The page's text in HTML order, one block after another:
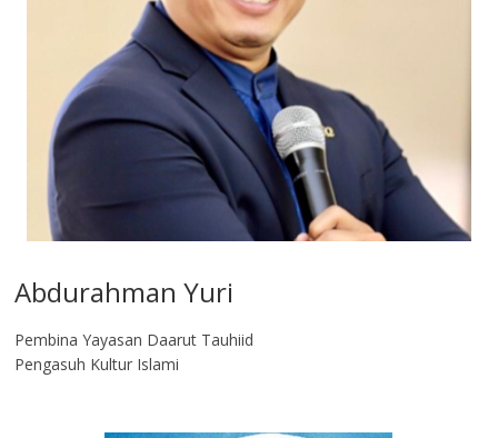
Abdurahman Yuri
Pembina Yayasan Daarut Tauhiid
Pengasuh Kultur Islami